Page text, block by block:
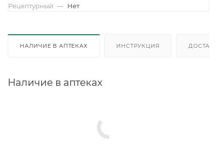
Рецептурный — Нет
НАЛИЧИЕ В АПТЕКАХ ИНСТРУКЦИЯ
Наличие в аптеках